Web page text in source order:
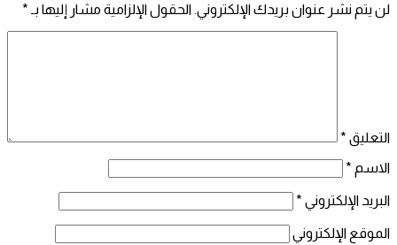
لن يتم نشر عنوان بريدك الإلكتروني. الحقول الإلزامية مشار إليها بـ *
التعليق *
الاسم *
البريد الإلكتروني *
الموقع الإلكتروني